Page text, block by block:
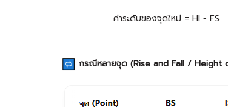
ค่าระดับของจุดใหม่ = HI − FS
กรณีหลายจุด (Rise and Fall / Height